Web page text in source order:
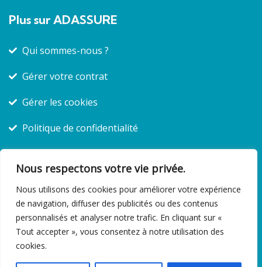
Nous respectons votre vie privée.
Nous utilisons des cookies pour améliorer votre expérience
de navigation, diffuser des publicités ou des contenus
personnalisés et analyser notre trafic. En cliquant sur «
Tout accepter », vous consentez à notre utilisation des
cookies.
Plus sur ADASSURE
Qui sommes-nous ?
Gérer votre contrat
Gérer les cookies
Politique de confidentialité
© 2025 Copyright Adassure. Tous droits réservés |